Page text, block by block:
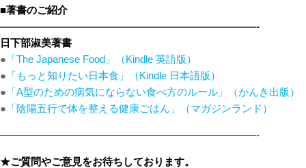
■著書のご紹介
—————————————————————————-
日下部淑美著書
● 「The Japanese Food」（Kindle 英語版）
● 「もっと知りたい日本食」（Kindle 日本語版）
● 「A型のための病気にならない食べ方のルール」（かんき出版）
● 「陰陽五行で体を整える健康ごはん」（マガジンランド）
—————————————————————————-
★ご質問やご意見をお待ちしております。